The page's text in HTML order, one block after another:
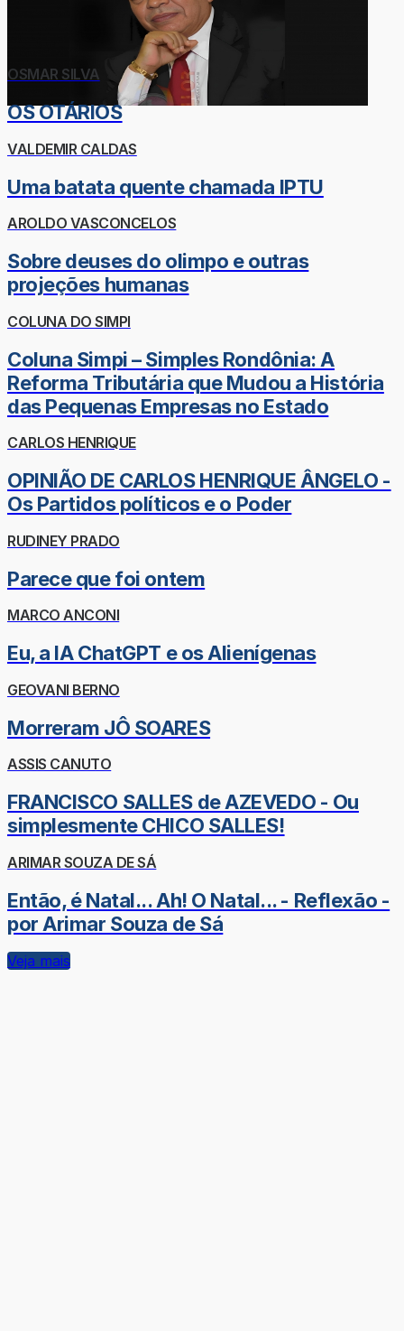
OSMAR SILVA
OS OTÁRIOS
VALDEMIR CALDAS
Uma batata quente chamada IPTU
AROLDO VASCONCELOS
Sobre deuses do olimpo e outras
projeções humanas
COLUNA DO SIMPI
Coluna Simpi – Simples Rondônia: A
Reforma Tributária que Mudou a História
das Pequenas Empresas no Estado
CARLOS HENRIQUE
OPINIÃO DE CARLOS HENRIQUE ÂNGELO -
Os Partidos políticos e o Poder
RUDINEY PRADO
Parece que foi ontem
MARCO ANCONI
Eu, a IA ChatGPT e os Alienígenas
GEOVANI BERNO
Morreram JÔ SOARES
ASSIS CANUTO
FRANCISCO SALLES de AZEVEDO - Ou
simplesmente CHICO SALLES!
ARIMAR SOUZA DE SÁ
Então, é Natal... Ah! O Natal... - Reflexão -
por Arimar Souza de Sá
Veja mais